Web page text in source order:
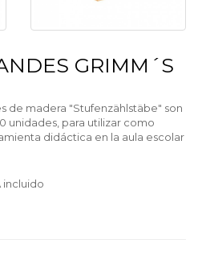
GRIMM´S
de madera "Stufenzählstäbe" son
unidades, para utilizar como
didáctica en la aula escolar
incluido